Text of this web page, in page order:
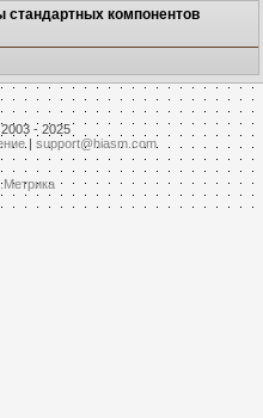
стандартных компонентов
- 2025
| support@hiasm.com